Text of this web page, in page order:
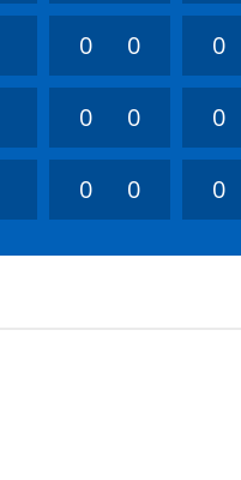
0 0 0
0 0 0
0 0 0